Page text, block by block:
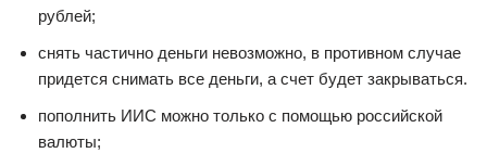
рублей;
снять частично деньги невозможно, в противном случае
придется снимать все деньги, а счет будет закрываться.
пополнить ИИС можно только с помощью российской
валюты;